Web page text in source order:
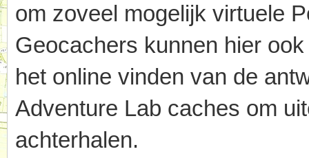
om zoveel mogelijk virtuele
Geocachers kunnen hier
het online vinden van de
Adventure Lab caches om
achterhalen.